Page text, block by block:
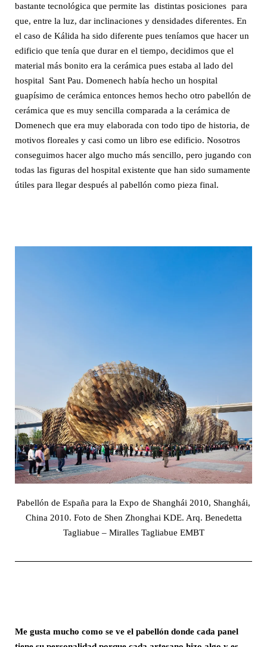
bastante tecnológica que permite las distintas posiciones para
que, entre la luz, dar inclinaciones y densidades diferentes. En
el caso de Kálida ha sido diferente pues teníamos que hacer un
edificio que tenía que durar en el tiempo, decidimos que el
material más bonito era la cerámica pues estaba al lado del
hospital Sant Pau. Domenech había hecho un hospital
guapísimo de cerámica entonces hemos hecho otro pabellón de
cerámica que es muy sencilla comparada a la cerámica de
Domenech que era muy elaborada con todo tipo de historia, de
motivos floreales y casi como un libro ese edificio. Nosotros
conseguimos hacer algo mucho más sencillo, pero jugando con
todas las figuras del hospital existente que han sido sumamente
útiles para llegar después al pabellón como pieza final.
Pabellón de España para la Expo de Shanghái 2010, Shanghái,
China 2010. Foto de Shen Zhonghai KDE. Arq. Benedetta
Tagliabue – Miralles Tagliabue EMBT
Me gusta mucho como se ve el pabellón donde cada panel